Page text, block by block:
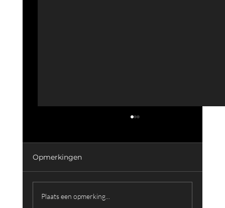
Opmerkingen
Plaats een opmerking...